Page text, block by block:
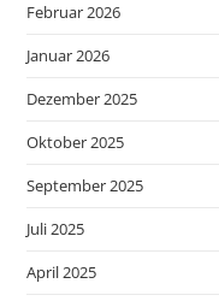
Februar 2026
Januar 2026
Dezember 2025
Oktober 2025
September 2025
Juli 2025
April 2025